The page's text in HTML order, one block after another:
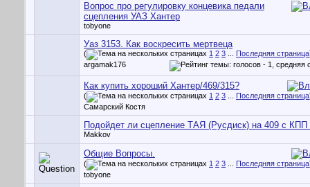
Вопрос про регулировку концевика педали
сцепления УАЗ Хантер
tobyone
Уаз 3153. Как воскресить мертвеца
( 1 2 3 Последняя страница
argamak176
Как купить хороший Хантер/469/315?
( 1 2 3 Последняя страница
Самарский Костя
Подойдет ли сцепление ТАЯ (Русдиск) на 409 с
Makkov
Общие Вопросы.
( 1 2 3 Последняя страница
tobyone